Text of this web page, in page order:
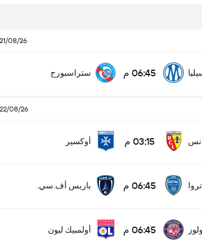
21/08/26
06:45 م ستراسبورج
22/08/26
03:15 م أوكسير
تروا 06:45 م باريس أف.سي.
06:45 م أولمبيك ليون